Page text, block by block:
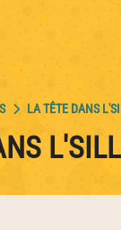
LA TÊTE DANS